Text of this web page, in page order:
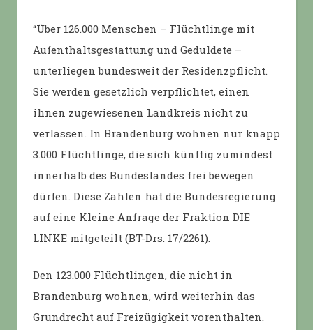
“Über 126.000 Menschen – Flüchtlinge mit
Aufenthaltsgestattung und Geduldete –
unterliegen bundesweit der Residenzpflicht.
Sie werden gesetzlich verpflichtet, einen
ihnen zugewiesenen Landkreis nicht zu
verlassen. In Brandenburg wohnen nur knapp
3.000 Flüchtlinge, die sich künftig zumindest
innerhalb des Bundeslandes frei bewegen
dürfen. Diese Zahlen hat die Bundesregierung
auf eine Kleine Anfrage der Fraktion DIE
LINKE mitgeteilt (BT-Drs. 17/2261).
Den 123.000 Flüchtlingen, die nicht in
Brandenburg wohnen, wird weiterhin das
Grundrecht auf Freizügigkeit vorenthalten.